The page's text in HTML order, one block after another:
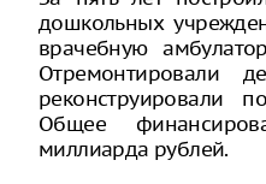
дошкольных
врачебную
Отремонтировали
реконструировали
Общее
миллиарда рублей.